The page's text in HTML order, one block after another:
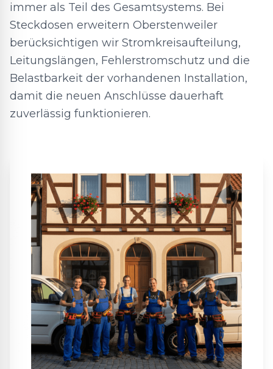
immer als Teil des Gesamtsystems. Bei
Steckdosen erweitern Oberstenweiler
berücksichtigen wir Stromkreisaufteilung,
Leitungslängen, Fehlerstromschutz und die
Belastbarkeit der vorhandenen Installation,
damit die neuen Anschlüsse dauerhaft
zuverlässig funktionieren.